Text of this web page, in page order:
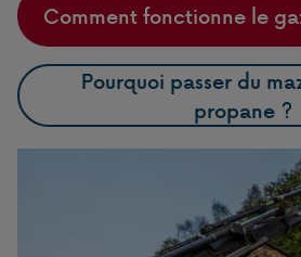
Comment fonctionne le
Pourquoi passer du
propane ?